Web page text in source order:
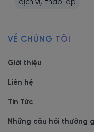
Hồ Chí Minh
- Showroom 2:
Thuận, Tp Hồ Chí Minh
dịch vụ tháo lắp
VỀ CHÚNG TÔI
Giới thiệu
Liên hệ
Tin Tức
Những câu hỏi thường